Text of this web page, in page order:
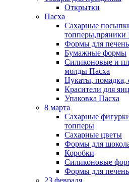
Открытки
Пасха
Сахарные
топперы,пряники
Формы для
Бумажные формы
Силиконовые и
молды Пасха
Цукаты, помадка,
Красители для яиц
Упаковка Пасха
8 марта
Сахарные
топперы
Сахарные цветы
Формы для
Коробки
Силиконовые
Формы для
23 февраля